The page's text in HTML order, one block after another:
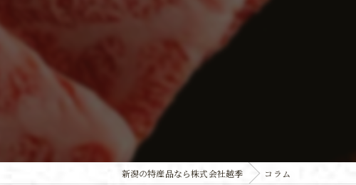
新潟の特産品なら株式会社越季 コラム